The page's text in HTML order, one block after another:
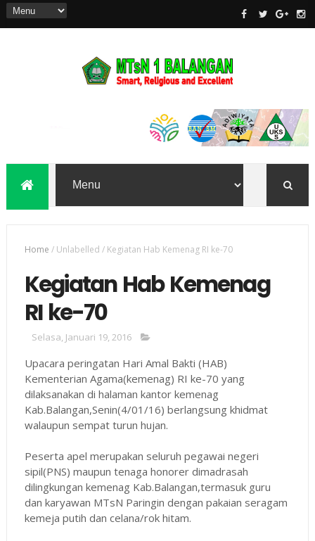
Home /Unlabelled / Kegiatan Hab Kemenag RI ke-70
Kegiatan Hab Kemenag
RI ke-70
Selasa, Januari 19, 2016
Upacara peringatan Hari Amal Bakti (HAB)
Kementerian Agama(kemenag) RI ke-70 yang
dilaksanakan di halaman kantor kemenag
Kab.Balangan,Senin(4/01/16) berlangsung khidmat
walaupun sempat turun hujan.
Peserta apel merupakan seluruh pegawai negeri
sipil(PNS) maupun tenaga honorer dimadrasah
dilingkungan kemenag Kab.Balangan,termasuk guru
dan karyawan MTsN Paringin dengan pakaian seragam
kemeja putih dan celana/rok hitam.